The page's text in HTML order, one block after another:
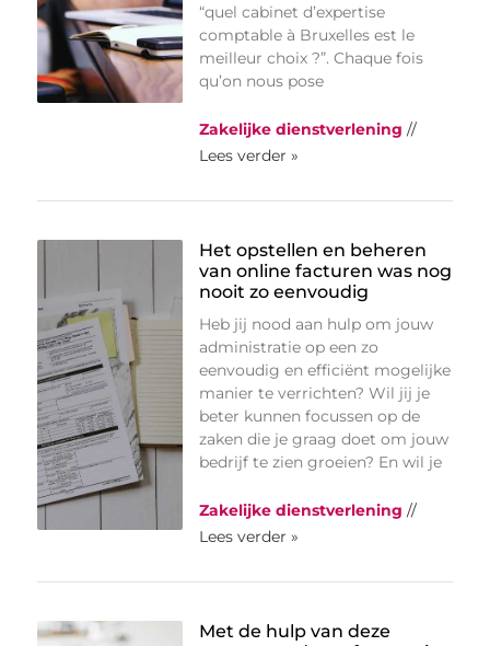
“quel cabinet d’expertise
comptable à Bruxelles est le
meilleur choix ?”. Chaque fois
qu’on nous pose
Zakelijke dienstverlening //
Lees verder »
Het opstellen en beheren
van online facturen was nog
nooit zo eenvoudig
Heb jij nood aan hulp om jouw
administratie op een zo
eenvoudig en efficiënt mogelijke
manier te verrichten? Wil jij je
beter kunnen focussen op de
zaken die je graag doet om jouw
bedrijf te zien groeien? En wil je
Zakelijke dienstverlening //
Lees verder »
Met de hulp van deze